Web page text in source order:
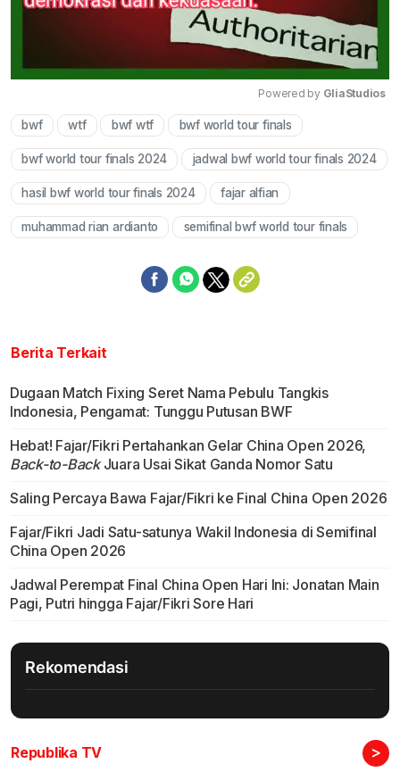
Powered by GliaStudios
bwf wtf bwf wtf bwf world tour finals
bwf world tour finals 2024 jadwal bwf world tour finals 2024
hasil bwf world tour finals 2024 fajar alfian
muhammad rian ardianto semifinal bwf world tour finals
Berita Terkait
Dugaan Match Fixing Seret Nama Pebulu Tangkis
Indonesia, Pengamat: Tunggu Putusan BWF
Hebat! Fajar/Fikri Pertahankan Gelar China Open 2026,
Back-to-BackJuara Usai Sikat Ganda Nomor Satu
Saling Percaya Bawa Fajar/Fikri ke Final China Open 2026
Fajar/Fikri Jadi Satu-satunya Wakil Indonesia di Semifinal
China Open 2026
Jadwal Perempat Final China Open Hari Ini: Jonatan Main
Pagi, Putri hingga Fajar/Fikri Sore Hari
Rekomendasi
Republika TV >